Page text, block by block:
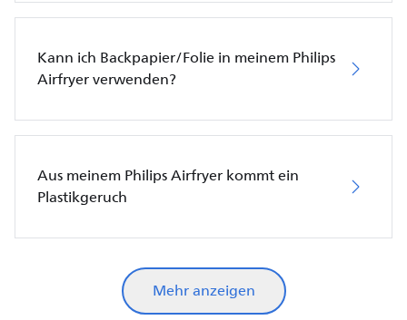
Kann ich Backpapier/Folie in meinem Philips
Airfryer verwenden?
Aus meinem Philips Airfryer kommt ein
Plastikgeruch
Mehr anzeigen